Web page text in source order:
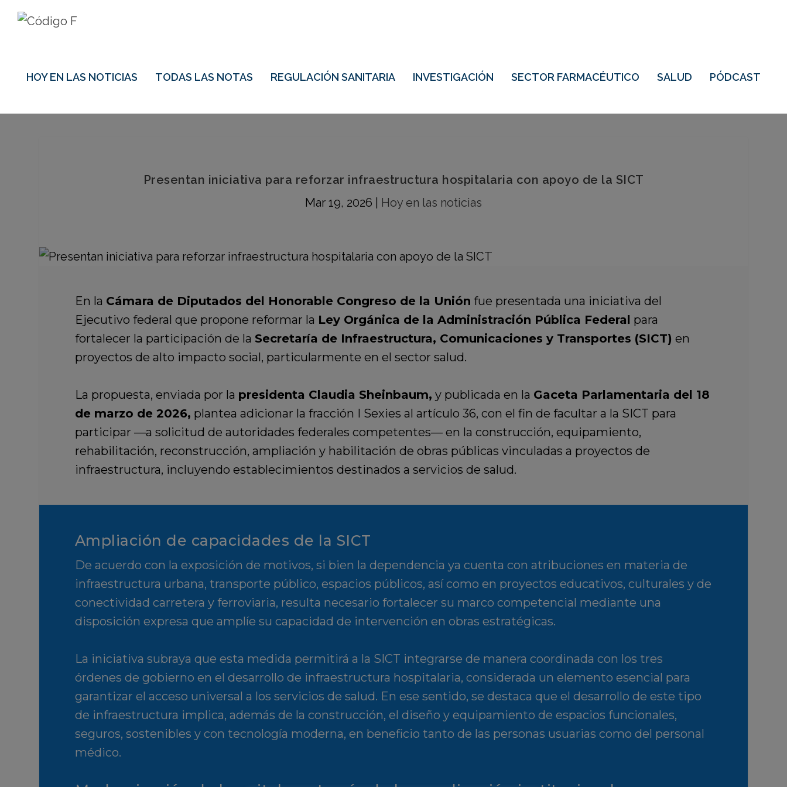
HOY EN LAS NOTICIAS TODAS LAS NOTAS REGULACIÓN SANITARIA INVESTIGACIÓN SECTOR FARMACÉUTICO SALUD PÓDCAST
Presentan iniciativa para reforzar infraestructura hospitalaria con apoyo de la SICT
Mar 19, 2026
Hoy en las noticias
En la Cámara de Diputados del Honorable Congreso de la Unión fue presentada una iniciativa del
Ejecutivo federal que propone reformar la Ley Orgánica de la Administración Pública Federal para
fortalecer la participación de la Secretaría de Infraestructura, Comunicaciones y Transportes (SICT) en
proyectos de alto impacto social, particularmente en el sector salud.
La propuesta, enviada por la presidenta Claudia Sheinbaum, y publicada en la Gaceta Parlamentaria del 18
de marzo de 2026, plantea adicionar la fracción I Sexies al artículo 36, con el fin de facultar a la SICT para
participar —a solicitud de autoridades federales competentes— en la construcción, equipamiento,
rehabilitación, reconstrucción, ampliación y habilitación de obras públicas vinculadas a proyectos de
infraestructura, incluyendo establecimientos destinados a servicios de salud.
Ampliación de capacidades de la SICT
De acuerdo con la exposición de motivos, si bien la dependencia ya cuenta con atribuciones en materia de
infraestructura urbana, transporte público, espacios públicos, así como en proyectos educativos, culturales y de
conectividad carretera y ferroviaria, resulta necesario fortalecer su marco competencial mediante una
disposición expresa que amplíe su capacidad de intervención en obras estratégicas.
La iniciativa subraya que esta medida permitirá a la SICT integrarse de manera coordinada con los tres
órdenes de gobierno en el desarrollo de infraestructura hospitalaria, considerada un elemento esencial para
garantizar el acceso universal a los servicios de salud. En ese sentido, se destaca que el desarrollo de este tipo
de infraestructura implica, además de la construcción, el diseño y equipamiento de espacios funcionales,
seguros, sostenibles y con tecnología moderna, en beneficio tanto de las personas usuarias como del personal
médico.